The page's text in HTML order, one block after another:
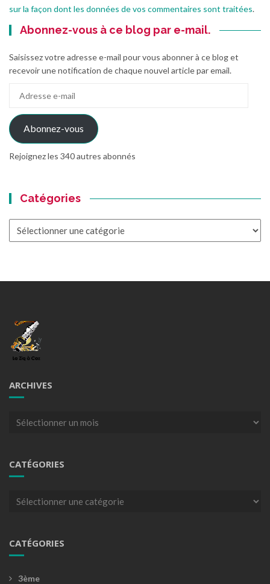
sur la façon dont les données de vos commentaires sont traitées.
Abonnez-vous à ce blog par e-mail.
Saisissez votre adresse e-mail pour vous abonner à ce blog et
recevoir une notification de chaque nouvel article par email.
mail
Abonnez-vous
Rejoignez les 340 autres abonnés
Catégories
ARCHIVES
Archives
CATÉGORIES
Catégories
CATÉGORIES
3ème